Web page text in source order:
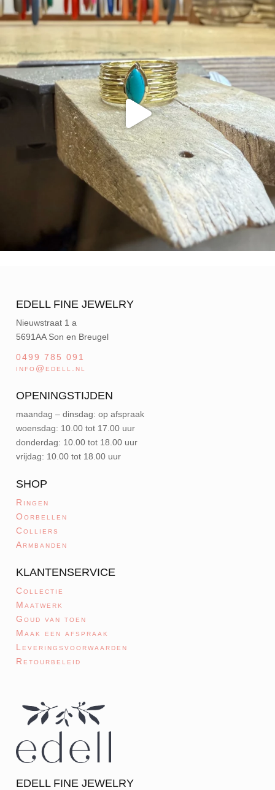
EDELL FINE JEWELRY
Nieuwstraat 1 a
5691AA Son en Breugel
0499 785 091
info@edell.nl
OPENINGSTIJDEN
maandag – dinsdag: op afspraak
woensdag: 10.00 tot 17.00 uur
donderdag: 10.00 tot 18.00 uur
vrijdag: 10.00 tot 18.00 uur
SHOP
Ringen
Oorbellen
Colliers
Armbanden
KLANTENSERVICE
Collectie
Maatwerk
Goud van toen
Maak een afspraak
Leveringsvoorwaarden
Retourbeleid
EDELL FINE JEWELRY